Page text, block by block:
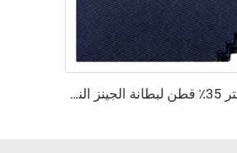
توريد مصنع 65٪ بوليستر 35٪ قطن لبطانة الجينز النسيج المسطح TC TWILL ملون لنسيج جيوب الزي الرسمي